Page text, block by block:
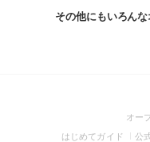
その他にもいろん
オー
はじめてガイド (Open
公